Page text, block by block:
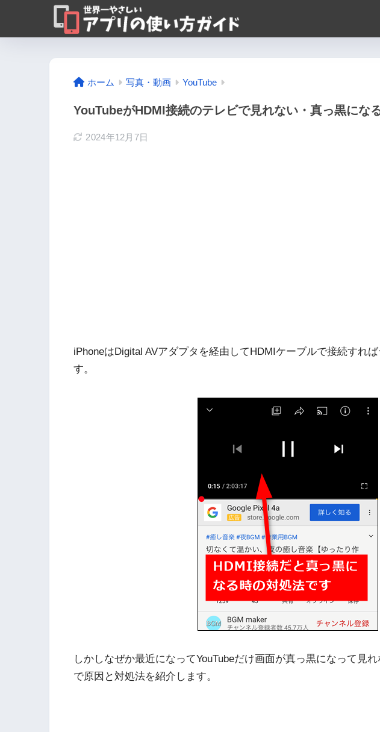
ホーム 写真・動画 YouTube
YouTubeがHDMI接続のテレビで見れない・真っ黒にな
2024年12月7日
iPhoneはDigital AVアダプタを経由してHDMIケーブルで接続すれ
す。
しかしなぜか最近になってYouTubeだけ画面が真っ黒になって見
で原因と対処法を紹介します。